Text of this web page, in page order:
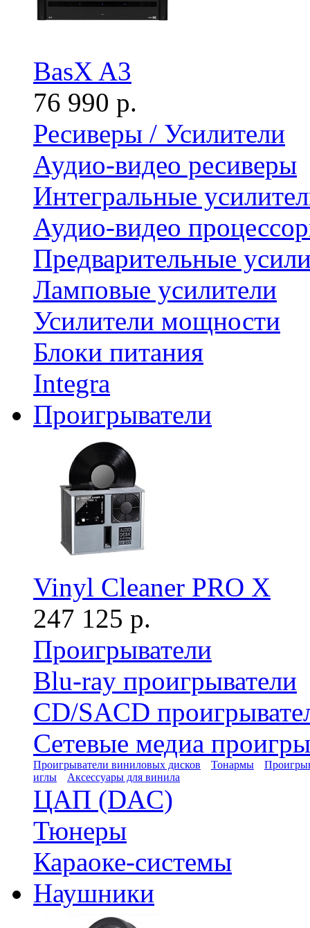
BasX A3
76 990 р.
Ресиверы / Усилители
Аудио-видео ресиверы
Интегральные
Аудио-видео
Предварительные
Ламповые усилители
Усилители мощности
Блоки питания
Integra
Проигрыватели
Vinyl Cleaner PRO X
247 125 р.
Проигрыватели
Blu-ray проигрыватели
CD/SACD
Сетевые медиа
Проигрыватели виниловых дисков Тонармы
иглы
Аксессуары для винила
ЦАП (DAC)
Тюнеры
Караоке-системы
Наушники